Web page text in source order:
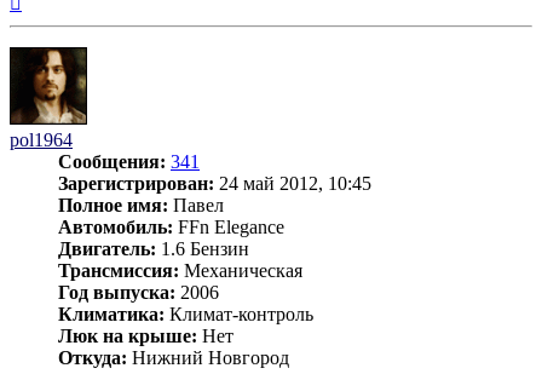
pol1964
Сообщения: 341
Зарегистрирован: 24 май 2012, 10:45
Полное имя: Павел
Автомобиль: FFn Elegance
Двигатель: 1.6 Бензин
Трансмиссия: Механическая
Год выпуска: 2006
Климатика: Климат-контроль
Люк на крыше: Нет
Откуда: Нижний Новгород